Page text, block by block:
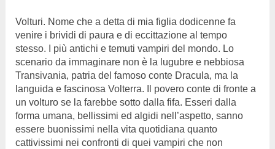
Volturi. Nome che a detta di mia figlia dodicenne fa
venire i brividi di paura e di eccittazione al tempo
stesso. I più antichi e temuti vampiri del mondo. Lo
scenario da immaginare non è la lugubre e nebbiosa
Transivania, patria del famoso conte Dracula, ma la
languida e fascinosa Volterra. Il povero conte di fronte a
un volturo se la farebbe sotto dalla fifa. Esseri dalla
forma umana, bellissimi ed algidi nell’aspetto, sanno
essere buonissimi nella vita quotidiana quanto
cattivissimi nei confronti di quei vampiri che non